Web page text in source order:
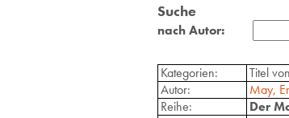
Suche
nach Autor:
Kategorien:
Titel
Autor:
May,
Reihe:
Der